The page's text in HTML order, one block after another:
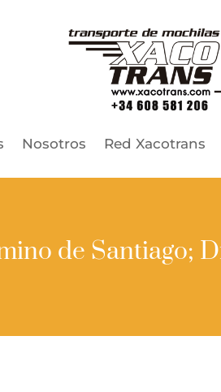
Nosotros Red Xacotrans
de Santiago;